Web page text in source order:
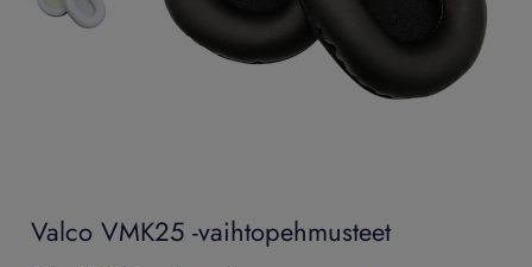
Valco VMK25 -vaihtopehmusteet